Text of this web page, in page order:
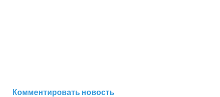
Комментировать новость